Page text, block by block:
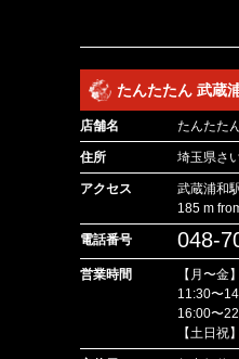
たんたたん 武蔵
店舗名 たんたた
住所 埼玉県さ
アクセス
武蔵浦和
185 m
電話番号 048-
営業時間
【月〜金】
11:30〜
16:00〜
【土日祝